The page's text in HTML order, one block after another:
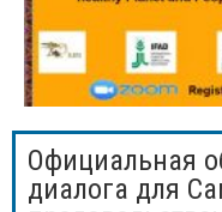
Официальная
диалога для